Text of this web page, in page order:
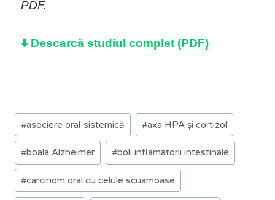
PDF.
⬇️ Descarcă studiul complet (PDF)
#asociere oral-sistemică #axa HPA și cortizol
#boala Alzheimer #boli inflamatorii intestinale
#carcinom oral cu celule scuamoase